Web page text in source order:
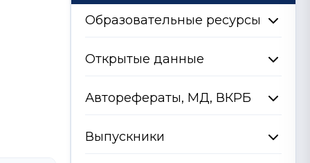
Образовательные ресурсы
Открытые данные
Авторефераты, МД, ВКРБ
Выпускники